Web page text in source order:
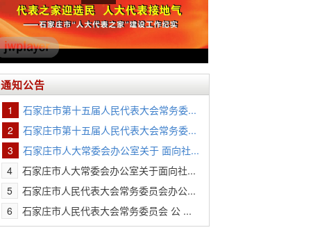
通知公告
1
石家庄市第十五届人民代表大会常务委...
2
石家庄市第十五届人民代表大会常务委...
3
石家庄市人大常委会办公室关于 面向社...
4
石家庄市人大常委会办公室关于面向社...
5
石家庄市人民代表大会常务委员会办公...
6
石家庄市人民代表大会常务委员会 公 ...